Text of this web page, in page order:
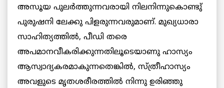
അസൂയ പുലര്‍ത്തുന്നവരായി നിലനിന്നുകൊണ്ടു്
പുരുഷനി ലേക്കു പിളരുന്നവരുമാണ്. മുഖ്യധാരാ
സാഹിത്യത്തില്‍, പീഡി തരെ
അപമാനവീകരിക്കുന്നതിലൂടെയാണു ഹാസ്യം
ആസ്വാദ്യകരമാകുന്നതെങ്കില്‍, സ്ത്രീഹാസ്യം
അവളുടെ മൃതശരീരത്തില്‍ നിന്നു ഉരിഞ്ഞു